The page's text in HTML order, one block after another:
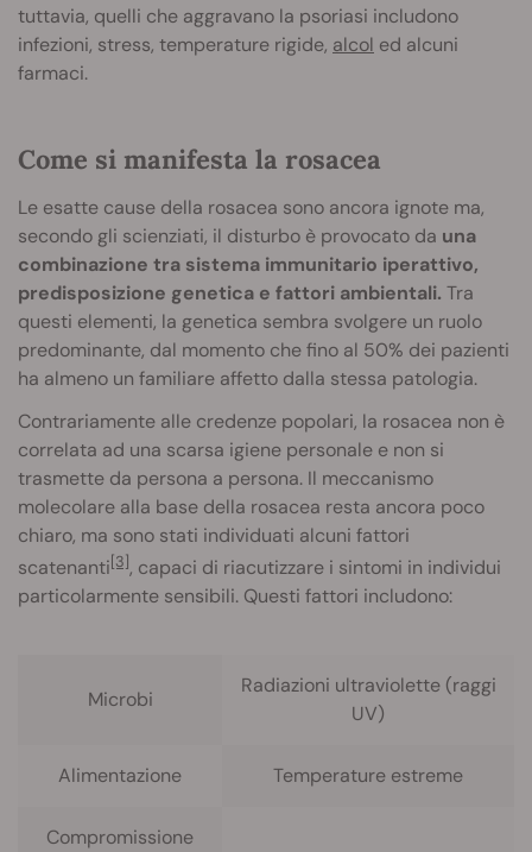
tuttavia, quelli che aggravano la psoriasi includono
infezioni, stress, temperature rigide, alcol ed alcuni
farmaci.
Come si manifesta la rosacea
Le esatte cause della rosacea sono ancora ignote ma,
secondo gli scienziati, il disturbo è provocato da una
combinazione tra sistema immunitario iperattivo,
predisposizione genetica e fattori ambientali. Tra
questi elementi, la genetica sembra svolgere un ruolo
predominante, dal momento che fino al 50% dei pazienti
ha almeno un familiare affetto dalla stessa patologia.
Contrariamente alle credenze popolari, la rosacea non è
correlata ad una scarsa igiene personale e non si
trasmette da persona a persona. Il meccanismo
molecolare alla base della rosacea resta ancora poco
chiaro, ma sono stati individuati alcuni fattori
scatenanti[3], capaci di riacutizzare i sintomi in individui
particolarmente sensibili. Questi fattori includono:
Microbi
Radiazioni ultraviolette (raggi
UV)
Alimentazione Temperature estreme
Compromissione